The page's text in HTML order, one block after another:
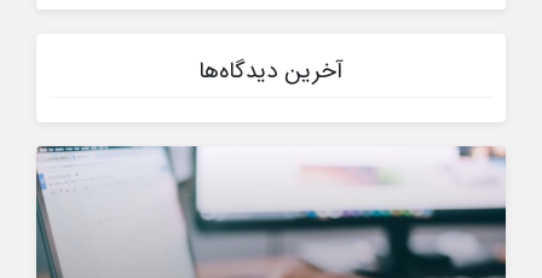
آخرین دیدگاه‌ها